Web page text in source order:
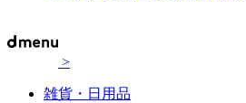
>
雑貨・日用品